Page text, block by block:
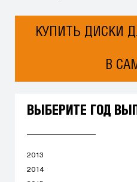
КУПИТЬ ДИСКИ
В
ВЫБЕРИТЕ ГОД
2013
2014